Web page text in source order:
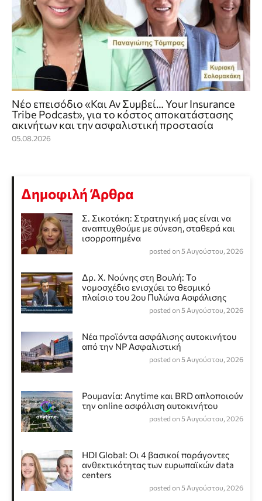
Νέο επεισόδιο «Και Αν Συμβεί… Your Insurance
Tribe Podcast», για το κόστος αποκατάστασης
ακινήτων και την ασφαλιστική προστασία
05.08.2026
Δημοφιλή Άρθρα
Σ. Σικοτάκη: Στρατηγική μας είναι να
αναπτυχθούμε με σύνεση, σταθερά και
ισορροπημένα
posted on 5 Αυγούστου, 2026
Δρ. Χ. Νούνης στη Βουλή: Το
νομοσχέδιο ενισχύει το θεσμικό
πλαίσιο του 2ου Πυλώνα Ασφάλισης
posted on 5 Αυγούστου, 2026
Νέα προϊόντα ασφάλισης αυτοκινήτου
από την NP Ασφαλιστική
posted on 5 Αυγούστου, 2026
Ρουμανία: Anytime και BRD απλοποιούν
την online ασφάλιση αυτοκινήτου
posted on 5 Αυγούστου, 2026
HDI Global: Οι 4 βασικοί παράγοντες
ανθεκτικότητας των ευρωπαϊκών data
centers
posted on 5 Αυγούστου, 2026